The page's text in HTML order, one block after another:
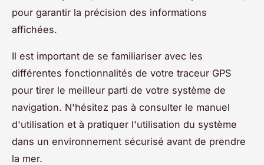
pour garantir la précision des informations
affichées.
Il est important de se familiariser avec les
différentes fonctionnalités de votre traceur GPS
pour tirer le meilleur parti de votre système de
navigation. N'hésitez pas à consulter le manuel
d'utilisation et à pratiquer l'utilisation du système
dans un environnement sécurisé avant de prendre
la mer.